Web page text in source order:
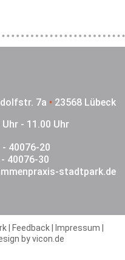
7a • 23568 Lübeck
Uhr - 11.00 Uhr
40076-20
40076-30
stadtpark.de
| Feedback| Impressum |
byvicon.de